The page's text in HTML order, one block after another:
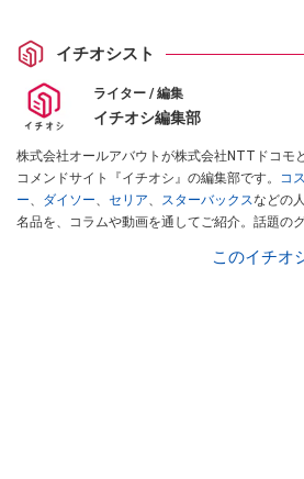
イチオシスト
ライター / 編集
イチオシ編集部
株式会社オールアバウトが株式会社NTTドコモ
コメンドサイト『イチオシ』の編集部です。 コ
ー、 ダイソー、 セリア、 スターバックスなどの
名品を、コラムや動画を通してご紹介。話題の
インフルエンサーが実際に使用してレビューし
このイチオ